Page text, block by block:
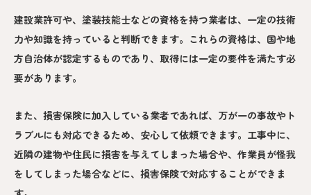
建設業許可や、塗装技能士などの資格を持つ業者は、一定の技術
力や知識を持っていると判断できます。これらの資格は、国や地
方自治体が認定するものであり、取得には一定の要件を満たす必
要があります。
また、損害保険に加入している業者であれば、万が一の事故やト
ラブルにも対応できるため、安心して依頼できます。工事中に、
近隣の建物や住民に損害を与えてしまった場合や、作業員が怪我
をしてしまった場合などに、損害保険で対応することができま